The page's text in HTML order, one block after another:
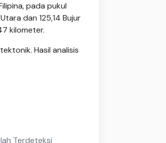
pada pukul
dan 125,14 Bujur
kilometer.
Hasil analisis
Terdeteksi